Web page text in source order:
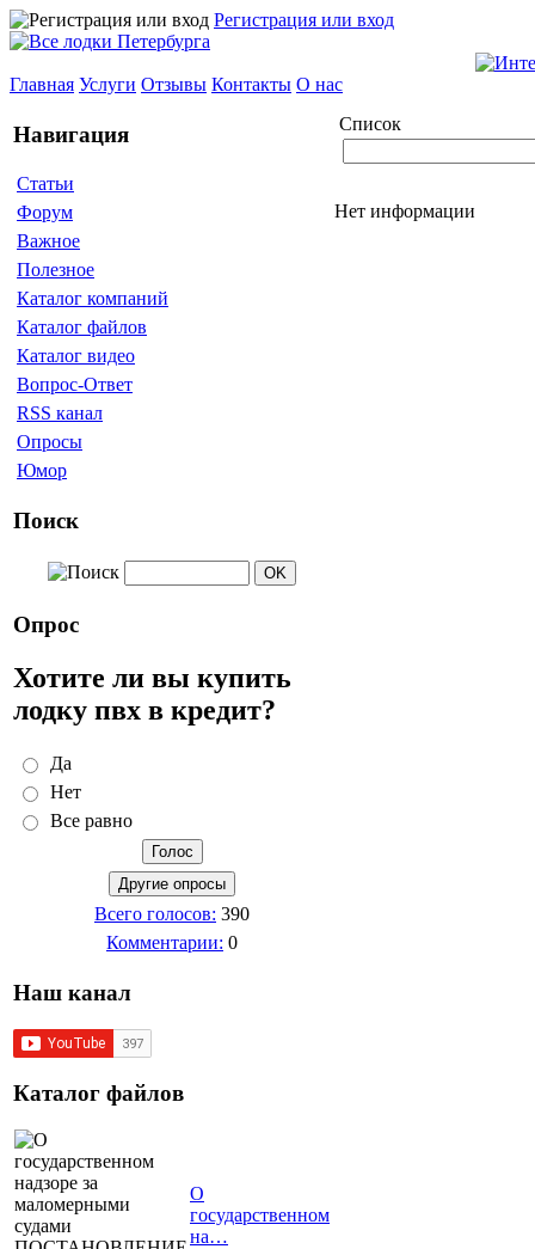
Регистрация или вход
Главная Услуги Отзывы Контакты О нас
Навигация
Статьи
Форум
Важное
Полезное
Каталог компаний
Каталог файлов
Каталог видео
Вопрос-Ответ
RSS канал
Опросы
Юмор
Поиск
Опрос
Хотите ли вы купить
лодку пвх в кредит?
Да
Нет
Все равно
Всего голосов: 390
Комментарии: 0
Наш канал
Каталог файлов
О
государственном
на…
Список
Нет информации